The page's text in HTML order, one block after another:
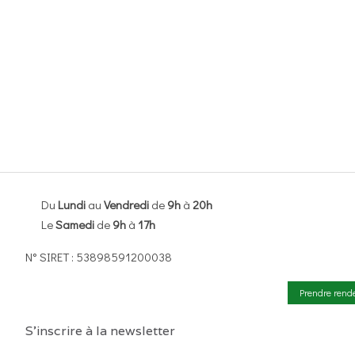
Du Lundi au Vendredi de 9h à 20h
LeSamedi de 9h à 17h
N° SIRET : 53898591200038
Prendre
S'inscrire à la newsletter